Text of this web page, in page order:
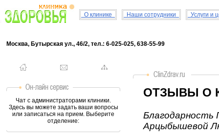
О клинике Наши сотрудники Услуги и
Москва, Бутырская ул., 46/2, тел.: 6-025-025, 638-55-99
Чат с администраторами клиники.
Здесь вы можете задать ваши вопросы
или записаться на прием. Выберите
отделение:
ОТЗЫВЫ О
Благодарность
Арцыбышевой